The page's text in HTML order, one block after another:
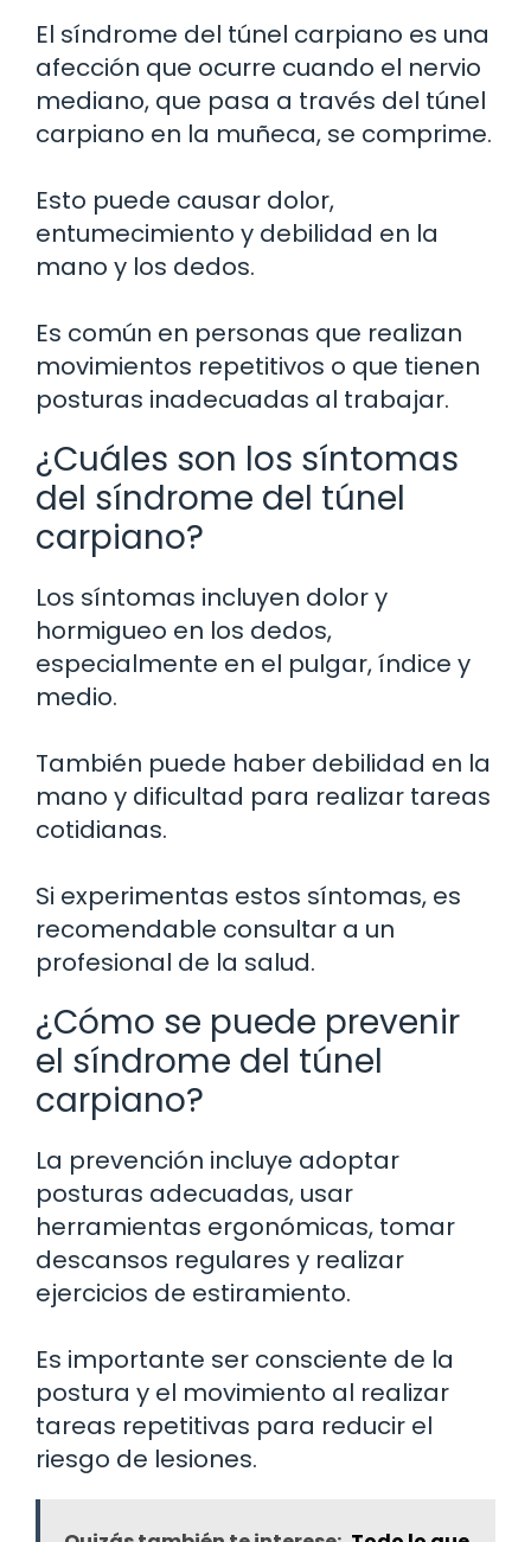
El síndrome del túnel carpiano es una
afección que ocurre cuando el nervio
mediano, que pasa a través del túnel
carpiano en la muñeca, se comprime.
Esto puede causar dolor,
entumecimiento y debilidad en la
mano y los dedos.
Es común en personas que realizan
movimientos repetitivos o que tienen
posturas inadecuadas al trabajar.
¿Cuáles son los síntomas
del síndrome del túnel
carpiano?
Los síntomas incluyen dolor y
hormigueo en los dedos,
especialmente en el pulgar, índice y
medio.
También puede haber debilidad en la
mano y dificultad para realizar tareas
cotidianas.
Si experimentas estos síntomas, es
recomendable consultar a un
profesional de la salud.
¿Cómo se puede prevenir
el síndrome del túnel
carpiano?
La prevención incluye adoptar
posturas adecuadas, usar
herramientas ergonómicas, tomar
descansos regulares y realizar
ejercicios de estiramiento.
Es importante ser consciente de la
postura y el movimiento al realizar
tareas repetitivas para reducir el
riesgo de lesiones.